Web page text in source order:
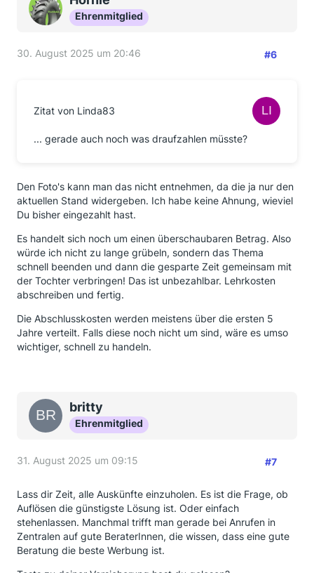
Ehrenmitglied
30. August 2025 um 20:46 #6
Zitat von Linda83
... gerade auch noch was draufzahlen müsste?
Den Foto's kann man das nicht entnehmen, da die ja nur den
aktuellen Stand widergeben. Ich habe keine Ahnung, wieviel
Du bisher eingezahlt hast.
Es handelt sich noch um einen überschaubaren Betrag. Also
würde ich nicht zu lange grübeln, sondern das Thema
schnell beenden und dann die gesparte Zeit gemeinsam mit
der Tochter verbringen! Das ist unbezahlbar. Lehrkosten
abschreiben und fertig.
Die Abschlusskosten werden meistens über die ersten 5
Jahre verteilt. Falls diese noch nicht um sind, wäre es umso
wichtiger, schnell zu handeln.
britty
Ehrenmitglied
31. August 2025 um 09:15 #7
Lass dir Zeit, alle Auskünfte einzuholen. Es ist die Frage, ob
Auflösen die günstigste Lösung ist. Oder einfach
stehenlassen. Manchmal trifft man gerade bei Anrufen in
Zentralen auf gute BeraterInnen, die wissen, dass eine gute
Beratung die beste Werbung ist.